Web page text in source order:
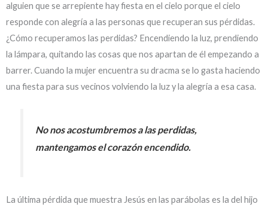
alguien que se arrepiente hay fiesta en el cielo porque el cielo
responde con alegría a las personas que recuperan sus pérdidas.
¿Cómo recuperamos las perdidas? Encendiendo la luz, prendiendo
la lámpara, quitando las cosas que nos apartan de él empezando a
barrer. Cuando la mujer encuentra su dracma se lo gasta haciendo
una fiesta para sus vecinos volviendo la luz y la alegría a esa casa.
No nos acostumbremos a las perdidas,
mantengamos el corazón encendido.
La última pérdida que muestra Jesús en las parábolas es la del hijo